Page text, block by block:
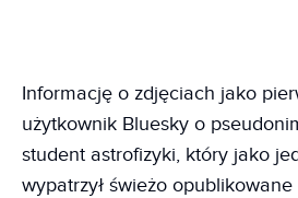
Informację o zdjęciach jako
użytkownik Bluesky o
student astrofizyki, który jako
wypatrzył świeżo opublikowane